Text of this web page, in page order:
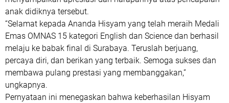
anak didiknya tersebut.
“Selamat kepada Ananda Hisyam yang telah meraih Medali
Emas OMNAS 15 kategori English dan Science dan berhasil
melaju ke babak final di Surabaya. Teruslah berjuang,
percaya diri, dan berikan yang terbaik. Semoga sukses dan
membawa pulang prestasi yang membanggakan,”
ungkapnya.
Pernyataan ini menegaskan bahwa keberhasilan Hisyam